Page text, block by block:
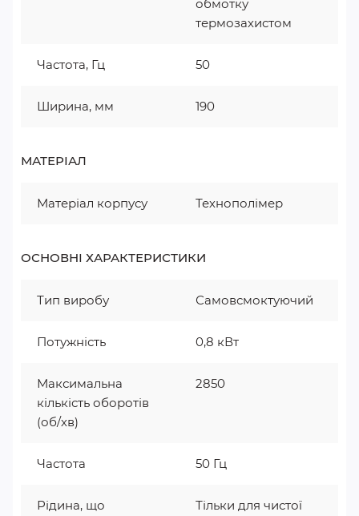
обмотку
термозахистом
Частота, Гц 50
Ширина, мм 190
МАТЕРІАЛ
Матеріал корпусу Технополімер
ОСНОВНІ ХАРАКТЕРИСТИКИ
Тип виробу Самовсмоктуючий
Потужність 0,8 кВт
Максимальна
кількість оборотів
(об/хв)
2850
Частота 50 Гц
Рідина, що Тільки для чистої